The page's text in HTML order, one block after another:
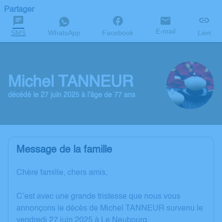
Partager
SMS WhatsApp Facebook E-mail Lien
Michel TANNEUR
décédé le 27 juin 2025 à l'âge de 77 ans
Message de la famille
Chère famille, chers amis,
C’est avec une grande tristesse que nous vous
annonçons le décès de Michel TANNEUR survenu le